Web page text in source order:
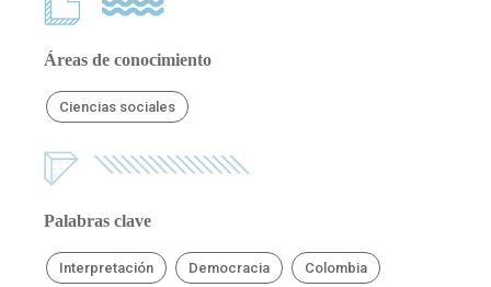
Áreas de conocimiento
Ciencias sociales
Palabras clave
Interpretación Democracia Colombia